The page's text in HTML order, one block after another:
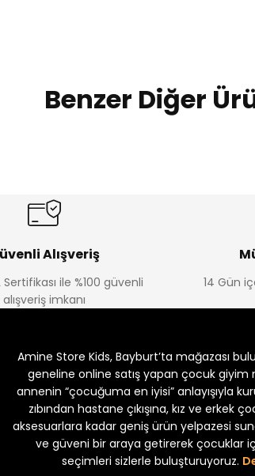
Benzer Diğer
%22
Yeni₺ 250 ₺ 320
Alışveriş
Sertifikası ile %100 güvenli
alışveriş imkanı
14 Gün
Amine Store Kids, Bayburt’ta mağazası
geneline online satış yapan çocuk giyim
annenin “çocuğuma en iyisi” anlayışıyla
zıbından hastane çıkışına, kız ve erkek
aksesuarlara kadar geniş ürün yelpazesi
ve güveni bir araya getirerek çocuklar
seçimleri sizlerle buluşturuyoruz.